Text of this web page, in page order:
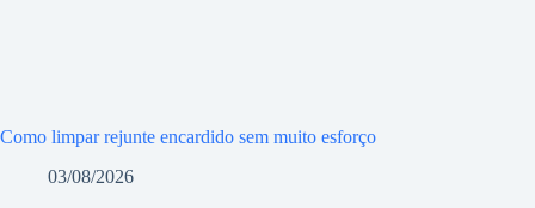
Como limpar rejunte encardido sem muito esforço
03/08/2026